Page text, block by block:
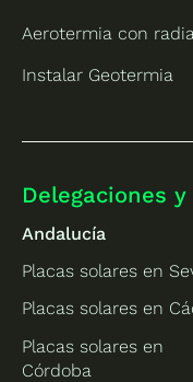
Aerotermia con
Instalar Geotermia
Delegaciones
Andalucía
Placas solares en
Placas solares en
Placas solares en
Córdoba